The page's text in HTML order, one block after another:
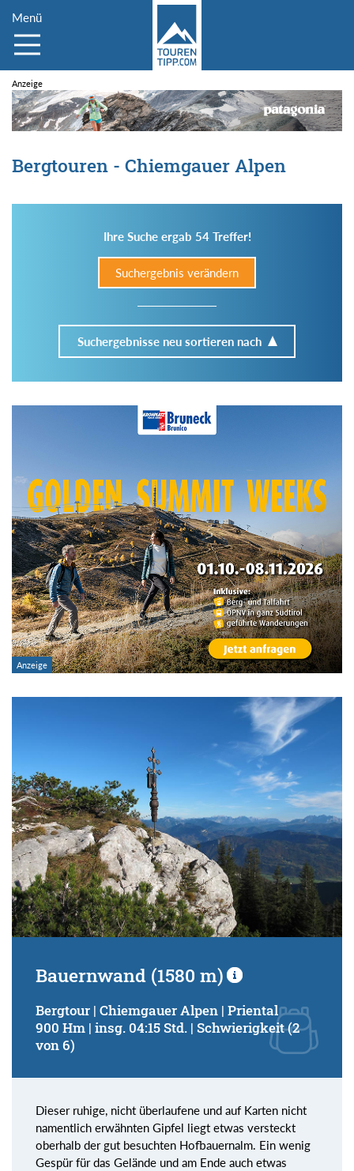
Menü
Bergtouren - Chiemgauer Alpen
Ihre Suche ergab 54 Treffer!
Suchergebnis verändern
Suchergebnisse neu sortieren nach
Im Tourenarchiv suchen
Region:
Gebirge:
Art der Tour:
Kondition (Tourdauer):
von
Suchbegriff:
Bauernwand (1580 m)
Bergtour | Chiemgauer Alpen | Priental
900 Hm | insg. 04:15 Std. | Schwierigkeit (2
von 6)
Dieser ruhige, nicht überlaufene und auf Karten nicht
namentlich erwähnten Gipfel liegt etwas versteckt
oberhalb der gut besuchten Hofbauernalm. Ein wenig
Gespür für das Gelände und am Ende auch etwas